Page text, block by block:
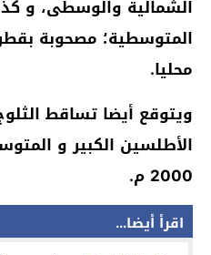
الشمالية والوسطى، و
المتوسطية؛ مصحوبة
محليا.
ويتوقع أيضا تساقط
الأطلسين الكبير و
2000 م.
اقرأ أيضا...